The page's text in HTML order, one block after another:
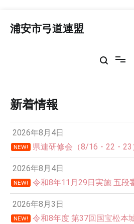
浦安市弓道連盟
新着情報
2026年8月4日
NEW! 県連研修会（8/16・22・
2026年8月4日
NEW! 令和8年11月29日実施 五段
2026年8月3日
NEW!
令和8年度 第37回国宝松本